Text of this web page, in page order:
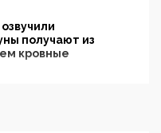
получают из
кровные